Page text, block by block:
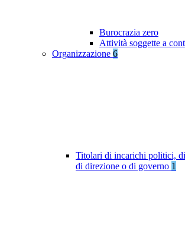
Burocrazia zero
Attività soggette a
Organizzazione 6
Titolari di incarichi politici,
di direzione o di governo 1